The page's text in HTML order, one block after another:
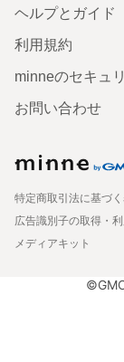
ヘルプとガイド
利用規約
minneのセキュ
お問い合わせ
特定商取引法に基づ
広告識別子の取得・利
メディアキット